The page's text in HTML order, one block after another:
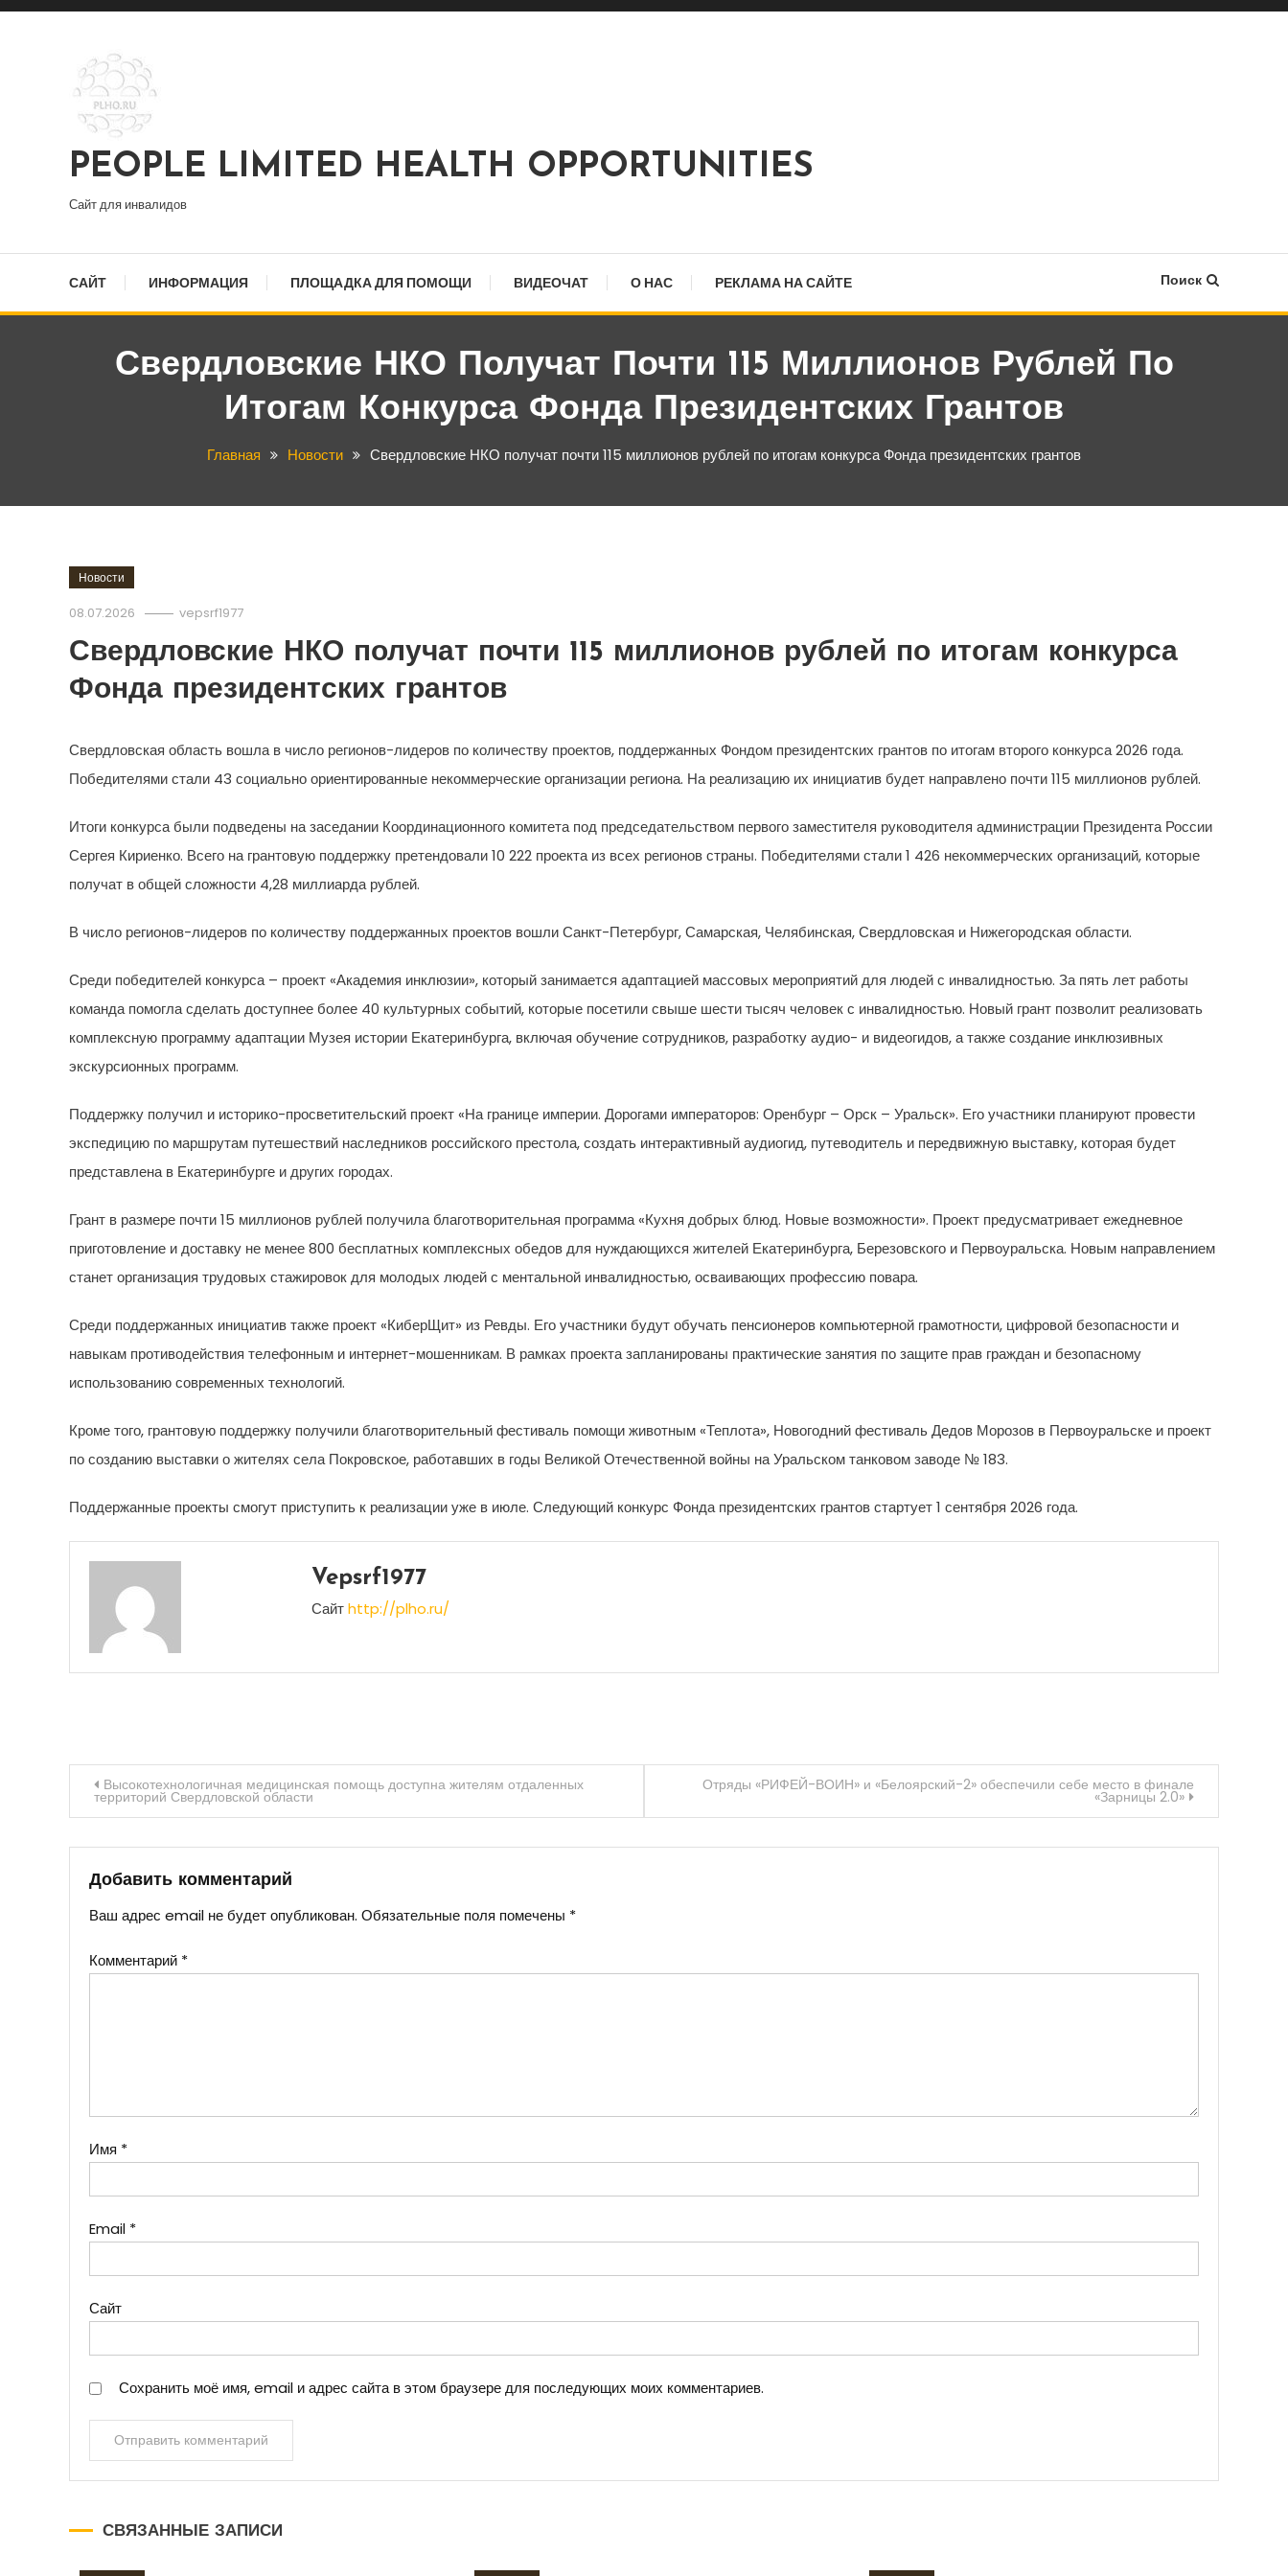
Перейти
содержимому
PEOPLE LIMITED HEALTH OPPORTUNITIES
Сайт для инвалидов
САЙТ ИНФОРМАЦИЯ ПЛОЩАДКА ДЛЯ ПОМОЩИ ВИДЕОЧАТ О НАС РЕКЛАМА НА САЙТЕ Поиск
Свердловские НКО Получат Почти 115 Миллионов Рублей По
Итогам Конкурса Фонда Президентских Грантов
Главная Новости Свердловские НКО получат почти 115 миллионов рублей по итогам конкурса Фонда президентских грантов
Новости
08.07.2026 vepsrf1977
Свердловские НКО получат почти 115 миллионов рублей по итогам конкурса
Фонда президентских грантов
Свердловская область вошла в число регионов-лидеров по количеству проектов, поддержанных Фондом президентских грантов по итогам второго конкурса 2026 года.
Победителями стали 43 социально ориентированные некоммерческие организации региона. На реализацию их инициатив будет направлено почти 115 миллионов рублей.
Итоги конкурса были подведены на заседании Координационного комитета под председательством первого заместителя руководителя администрации Президента России
Сергея Кириенко. Всего на грантовую поддержку претендовали 10 222 проекта из всех регионов страны. Победителями стали 1 426 некоммерческих организаций, которые
получат в общей сложности 4,28 миллиарда рублей.
В число регионов-лидеров по количеству поддержанных проектов вошли Санкт-Петербург, Самарская, Челябинская, Свердловская и Нижегородская области.
Среди победителей конкурса – проект «Академия инклюзии», который занимается адаптацией массовых мероприятий для людей с инвалидностью. За пять лет работы
команда помогла сделать доступнее более 40 культурных событий, которые посетили свыше шести тысяч человек с инвалидностью. Новый грант позволит реализовать
комплексную программу адаптации Музея истории Екатеринбурга, включая обучение сотрудников, разработку аудио- и видеогидов, а также создание инклюзивных
экскурсионных программ.
Поддержку получил и историко-просветительский проект «На границе империи. Дорогами императоров: Оренбург – Орск – Уральск». Его участники планируют провести
экспедицию по маршрутам путешествий наследников российского престола, создать интерактивный аудиогид, путеводитель и передвижную выставку, которая будет
представлена в Екатеринбурге и других городах.
Грант в размере почти 15 миллионов рублей получила благотворительная программа «Кухня добрых блюд. Новые возможности». Проект предусматривает ежедневное
приготовление и доставку не менее 800 бесплатных комплексных обедов для нуждающихся жителей Екатеринбурга, Березовского и Первоуральска. Новым направлением
станет организация трудовых стажировок для молодых людей с ментальной инвалидностью, осваивающих профессию повара.
Среди поддержанных инициатив также проект «КиберЩит» из Ревды. Его участники будут обучать пенсионеров компьютерной грамотности, цифровой безопасности и
навыкам противодействия телефонным и интернет-мошенникам. В рамках проекта запланированы практические занятия по защите прав граждан и безопасному
использованию современных технологий.
Кроме того, грантовую поддержку получили благотворительный фестиваль помощи животным «Теплота», Новогодний фестиваль Дедов Морозов в Первоуральске и проект
по созданию выставки о жителях села Покровское, работавших в годы Великой Отечественной войны на Уральском танковом заводе № 183.
Поддержанные проекты смогут приступить к реализации уже в июле. Следующий конкурс Фонда президентских грантов стартует 1 сентября 2026 года.
Vepsrf1977
Сайт http://plho.ru/
Навигация
по
записям
Высокотехнологичная медицинская помощь доступна жителям отдаленных
территорий Свердловской области
Отряды «РИФЕЙ-ВОИН» и «Белоярский-2» обеспечили себе место в финале
«Зарницы 2.0»
Добавить комментарий
Ваш адрес email не будет опубликован. Обязательные поля помечены *
Комментарий *
Имя *
Email *
Сайт
Сохранить моё имя, email и адрес сайта в этом браузере для последующих моих комментариев.
СВЯЗАННЫЕ ЗАПИСИ